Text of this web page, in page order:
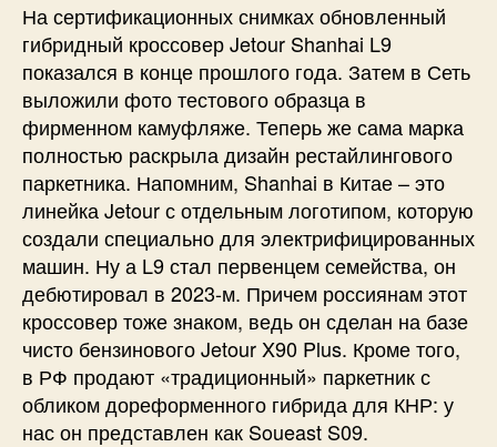
На сертификационных снимках обновленный
гибридный кроссовер Jetour Shanhai L9
показался в конце прошлого года. Затем в Сеть
выложили фото тестового образца в
фирменном камуфляже. Теперь же сама марка
полностью раскрыла дизайн рестайлингового
паркетника. Напомним, Shanhai в Китае – это
линейка Jetour с отдельным логотипом, которую
создали специально для электрифицированных
машин. Ну а L9 стал первенцем семейства, он
дебютировал в 2023-м. Причем россиянам этот
кроссовер тоже знаком, ведь он сделан на базе
чисто бензинового Jetour X90 Plus. Кроме того,
в РФ продают «традиционный» паркетник с
обликом дореформенного гибрида для КНР: у
нас он представлен как Soueast S09.